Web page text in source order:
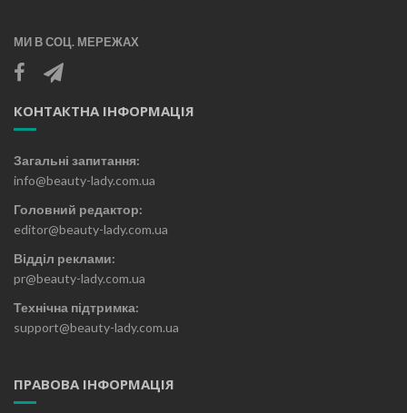
МИ В СОЦ. МЕРЕЖАХ
КОНТАКТНА ІНФОРМАЦІЯ
Загальні запитання:
info@beauty-lady.com.ua
Головний редактор:
editor@beauty-lady.com.ua
Відділ реклами:
pr@beauty-lady.com.ua
Технічна підтримка:
support@beauty-lady.com.ua
ПРАВОВА ІНФОРМАЦІЯ